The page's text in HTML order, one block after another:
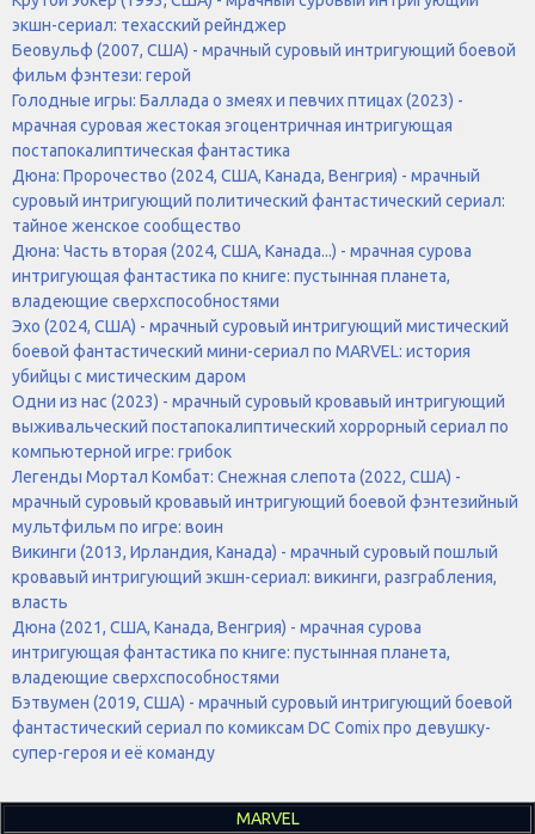
экшн-сериал: техасский рейнджер
Беовульф (2007, США) - мрачный суровый интригующий боевой
фильм фэнтези: герой
Голодные игры: Баллада о змеях и певчих птицах (2023) -
мрачная суровая жестокая эгоцентричная интригующая
постапокалиптическая фантастика
Дюна: Пророчество (2024, США, Канада, Венгрия) - мрачный
суровый интригующий политический фантастический сериал:
тайное женское сообщество
Дюна: Часть вторая (2024, США, Канада...) - мрачная сурова
интригующая фантастика по книге: пустынная планета,
владеющие сверхспособностями
Эхо (2024, США) - мрачный суровый интригующий мистический
боевой фантастический мини-сериал по MARVEL: история
убийцы с мистическим даром
Одни из нас (2023) - мрачный суровый кровавый интригующий
выживальческий постапокалиптический хоррорный сериал по
компьютерной игре: грибок
Легенды Мортал Комбат: Снежная слепота (2022, США) -
мрачный суровый кровавый интригующий боевой фэнтезийный
мультфильм по игре: воин
Викинги (2013, Ирландия, Канада) - мрачный суровый пошлый
кровавый интригующий экшн-сериал: викинги, разграбления,
власть
Дюна (2021, США, Канада, Венгрия) - мрачная сурова
интригующая фантастика по книге: пустынная планета,
владеющие сверхспособностями
Бэтвумен (2019, США) - мрачный суровый интригующий боевой
фантастический сериал по комиксам DC Comix про девушку-
супер-героя и её команду
MARVEL